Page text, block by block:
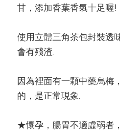
甘，添加香葉香氣十足喔!
使用立體三角茶包封裝透
會有殘渣.
因為裡面有一顆中藥烏梅
的，是正常現象.
★懷孕，腸胃不適虛弱者